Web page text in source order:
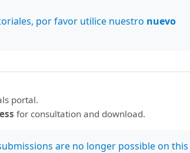
por favor utilice nuestro nuevo
portal.
for consultation and download.
are no longer possible on this